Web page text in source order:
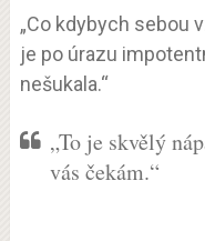
„Co kdybych sebou
je po úrazu
nešukala.“
„To je skvělý
vás čekám.“